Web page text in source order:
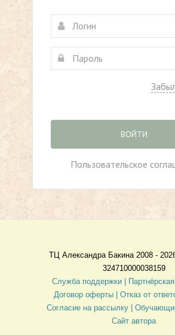
ВОЙТИ
Пользовательское
ТЦ Александра Бакина 2008 -
324710000038159
Служба поддержки |
Договор оферты
| Отказ от
Согласие на рассылку |
Сайт автора